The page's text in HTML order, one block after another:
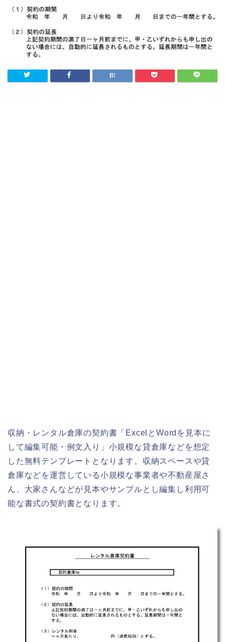
収納・レンタル倉庫の契約書「ExcelとWordを見本に
して編集可能・例文入り」小規模な貸倉庫などを想定
した無料テンプレートとなります。収納スペースや貸
倉庫などを運営している小規模な事業者や不動産屋さ
ん、大家さんなどが見本やサンプルとし編集し利用可
能な書式の契約書となります。